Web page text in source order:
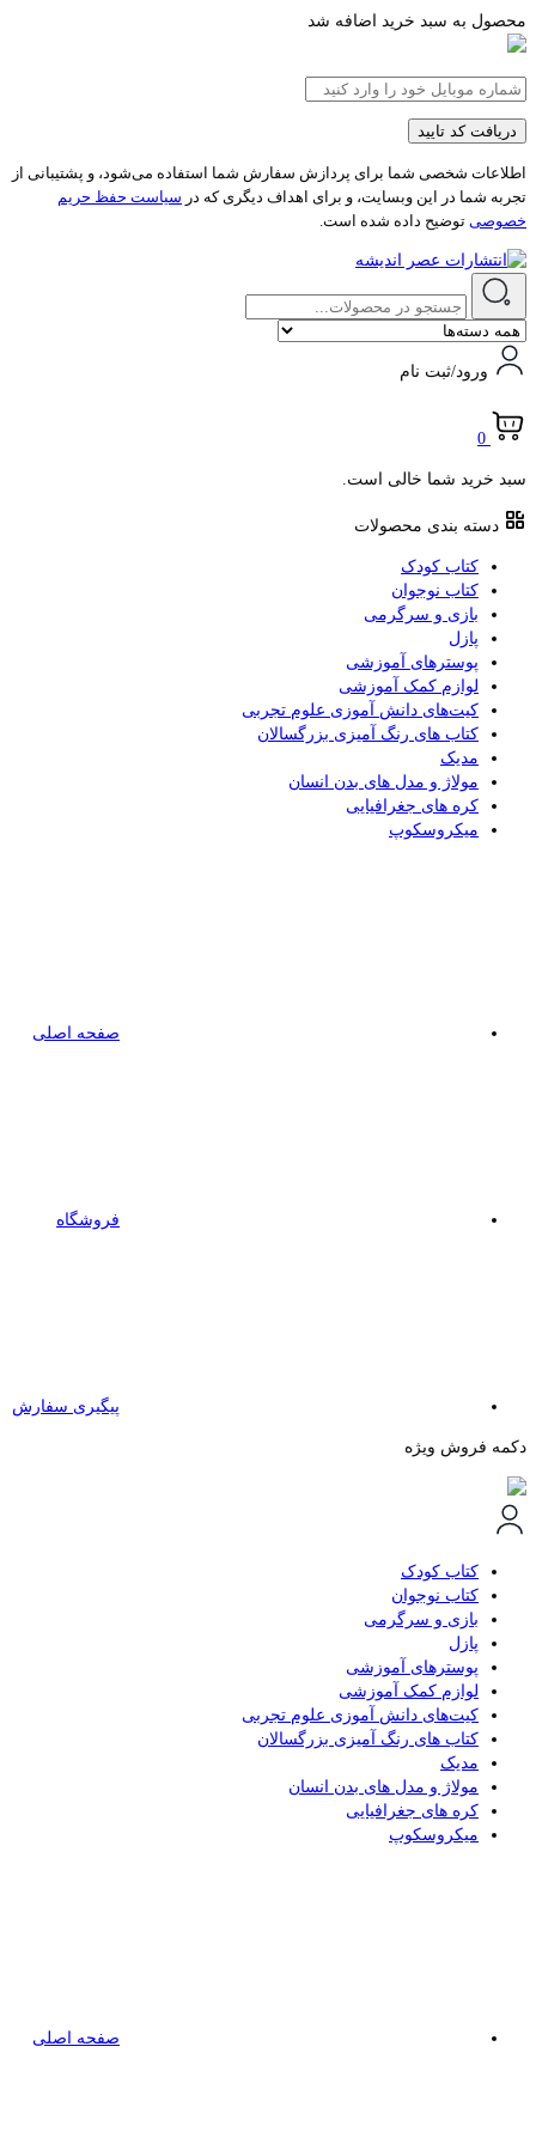
محصول به سبد خرید اضافه شد
دریافت کد تایید
اطلاعات شخصی شما برای پردازش سفارش شما استفاده می‌شود، و پشتیبانی از
تجربه شما در این وبسایت، و برای اهداف دیگری که در سیاست حفظ حریم
خصوصی توضیح داده شده است.
ورود/ثبت نام
0
سبد خرید شما خالی است.
دسته بندی محصولات
کتاب کودک
کتاب نوجوان
بازی و سرگرمی
پازل
پوسترهای آموزشی
لوازم کمک آموزشی
کیت‌های دانش آموزی علوم تجربی
کتاب های رنگ آمیزی بزرگسالان
مدیک
مولاژ و مدل های بدن انسان
کره های جغرافیایی
میکروسکوپ
صفحه اصلی
فروشگاه
پیگیری سفارش
دکمه فروش ویژه
کتاب کودک
کتاب نوجوان
بازی و سرگرمی
پازل
پوسترهای آموزشی
لوازم کمک آموزشی
کیت‌های دانش آموزی علوم تجربی
کتاب های رنگ آمیزی بزرگسالان
مدیک
مولاژ و مدل های بدن انسان
کره های جغرافیایی
میکروسکوپ
صفحه اصلی